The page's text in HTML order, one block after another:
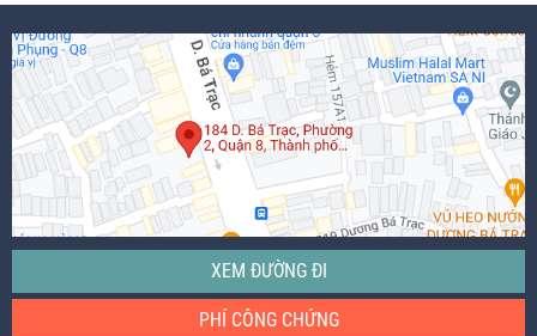
XEM ĐƯỜNG ĐI
PHÍ CÔNG CHỨNG